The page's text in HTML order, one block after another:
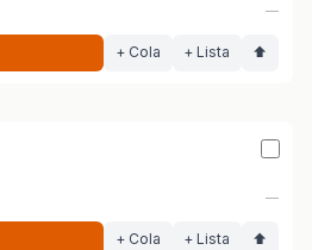
—
+ Cola + Lista ⬆
—
+ Cola + Lista ⬆